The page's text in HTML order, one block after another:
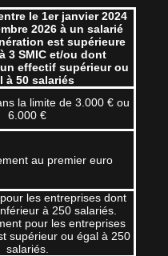
le 1er janvier 2024
2026 à un salarié
est supérieure
3 SMIC et/ou dont
un effectif supérieur ou
à 50 salariés
la limite de 3.000 € ou
6.000 €
au premier euro
les entreprises dont
à 250 salariés.
pour les entreprises
supérieur ou égal à 250
salariés.